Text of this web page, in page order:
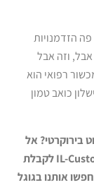
הזדמנויות
וזה אבל
רפואי הוא
כואב טמון
בירוקרטי? אל
לקבלת
אותנו בגוגל